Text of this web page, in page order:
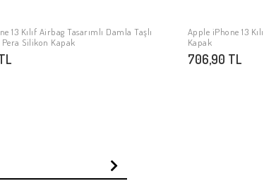
SEPETE EKLE
13 Kılıf Airbag Tasarımlı Damla Taşlı
Silikon Kapak
Apple iPhone 13
Kapak
706,90 TL